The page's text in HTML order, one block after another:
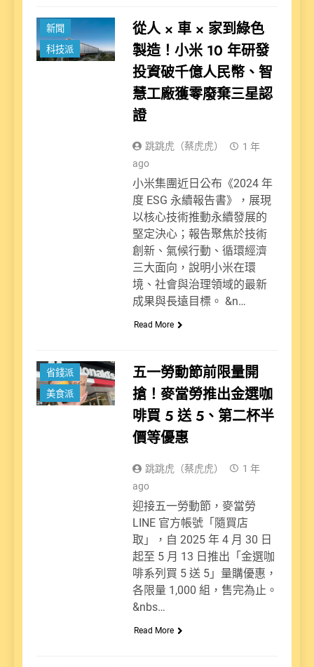
新聞
科技派
從人 × 車 × 家到綠色
製造！小米 10 年研發
投資破千億人民幣、智
慧工廠獲零廢棄三星認
證
跳跳虎（蔡虎虎）
1 年
ago
小米集團近日公布《2024 年
度 ESG 永續報告書》，展現
以核心技術推動永續發展的
堅定決心；報告聚焦於技術
創新、氣候行動、循環經濟
三大面向，說明小米在環
境、社會與治理領域的最新
成果與長遠目標。 &n…
Read More
省錢派
美食派
五一勞動節前限量開
搶！麥當勞推出金選咖
啡買 5 送 5、第二杯半
價等優惠
跳跳虎（蔡虎虎）
1 年
ago
迎接五一勞動節，麥當勞
LINE 官方帳號「隨買店
取」，自 2025 年 4 月 30 日
起至 5 月 13 日推出「金選咖
啡系列買 5 送 5」量購優惠，
各限量 1,000 組，售完為止。
&nbs…
Read More